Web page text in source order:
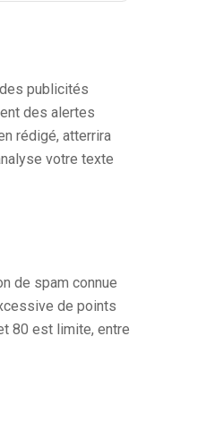
publicités
des alertes
rédigé, atterrira
votre texte
de spam connue
de points
80 est limite, entre